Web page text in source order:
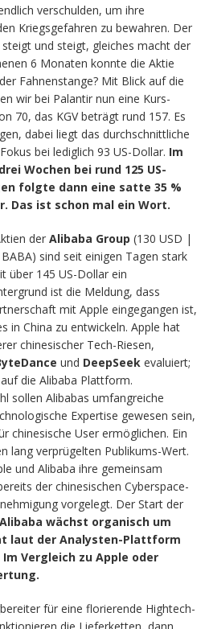
verschulden, um ihre
Kriegsgefahren zu bewahren. Der
und steigt, gleiches macht der
6 Monaten konnte die Aktie
Fahnenstange? Mit Blick auf die
wir bei Palantir nun eine Kurs-
70, das KGV beträgt rund 157. Es
dabei liegt das durchschnittliche
bei lediglich 93 US-Dollar. Im
Wochen bei rund 125 US-
folgte dann eine satte 35 %
Das ist schon mal ein Wort.
der Alibaba Group (130 USD |
sind seit einigen Tagen stark
über 145 US-Dollar ein
ist die Meldung, dass
mit Apple eingegangen ist,
in China zu entwickeln. Apple hat
chinesischer Tech-Riesen,
und DeepSeek evaluiert;
die Alibaba Plattform.
sollen Alibabas umfangreiche
Expertise gewesen sein,
chinesische User ermöglichen. Ein
lang verprügelten Publikums-Wert.
und Alibaba ihre gemeinsam
der chinesischen Cyberspace-
vorgelegt. Der Start der
Alibaba wächst organisch um
laut der Analysten-Plattform
Im Vergleich zu Apple oder
für eine florierende Hightech-
die Lieferketten, dann